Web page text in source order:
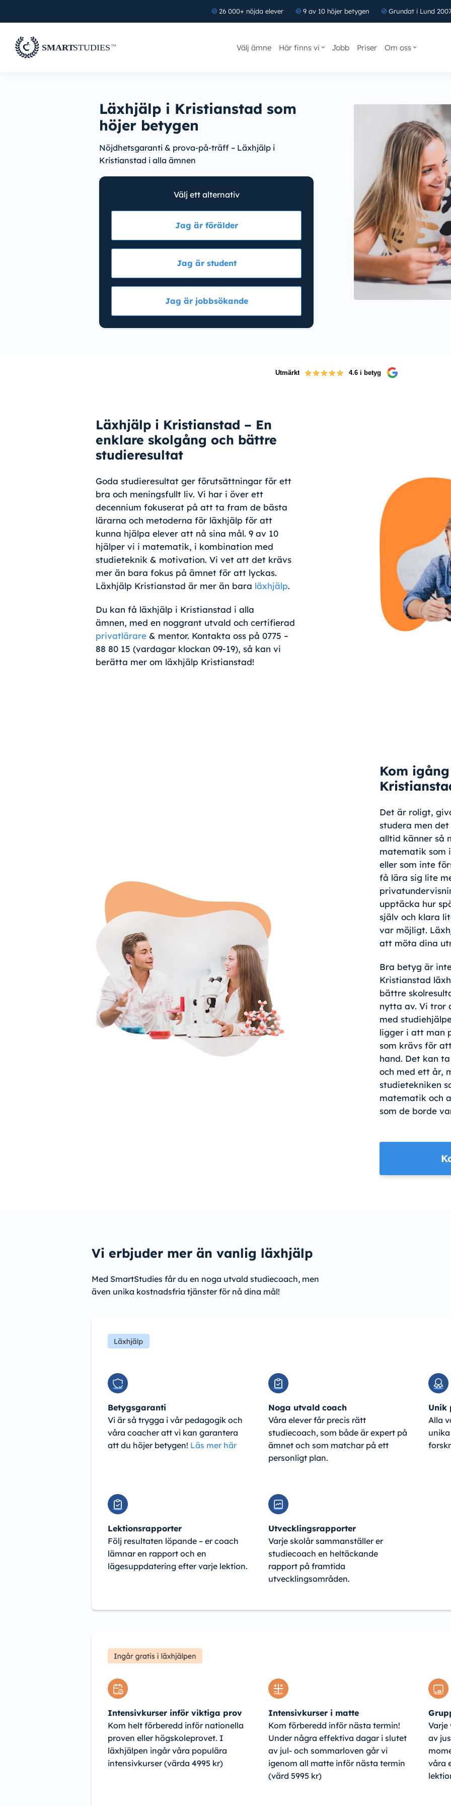
26 000+ nöjda elever 9 av 10 höjer betygen Grundat i Lund 2007
Välj ämne Här finns vi Jobb Priser Om oss
Läxhjälp i Kristianstad som
höjer betygen
Nöjdhetsgaranti & prova-på-träff – Läxhjälp i
Kristianstad i alla ämnen
Välj ett alternativ
Jag är förälder
Jag är student
Jag är jobbsökande
Utmärkt 4.6 i betyg
Läxhjälp i Kristianstad – En
enklare skolgång och bättre
studieresultat
Goda studieresultat ger förutsättningar för ett
bra och meningsfullt liv. Vi har i över ett
decennium fokuserat på att ta fram de bästa
lärarna och metoderna för läxhjälp för att
kunna hjälpa elever att nå sina mål. 9 av 10
hjälper vi i matematik, i kombination med
studieteknik & motivation. Vi vet att det krävs
mer än bara fokus på ämnet för att lyckas.
Läxhjälp Kristianstad är mer än bara läxhjälp.
Du kan få läxhjälp i Kristianstad i alla
ämnen, med en noggrant utvald och certifierad
privatlärare & mentor. Kontakta oss på 0775 –
88 80 15 (vardagar klockan 09-19), så kan vi
berätta mer om läxhjälp Kristianstad!
Kom
Det är roligt,
studera men
alltid känner så
matematik som
eller som inte
få lära sig lite
upptäcka hur
själv och klara
var möjligt.
att möta dina
Bra betyg är
Kristianstad
bättre
nytta av. Vi tror
med
ligger i att man
som krävs för
hand. Det kan
och med ett år,
studietekniken
matematik och
som de borde
Vi erbjuder mer än vanlig läxhjälp
Med SmartStudies får du en noga utvald studiecoach, men
även unika kostnadsfria tjänster för nå dina mål!
Betygsgaranti
Vi är så trygga i vår pedagogik och
våra coacher att vi kan garantera
att du höjer betygen! Läs mer här
Noga utvald coach
Våra elever får precis rätt
studiecoach, som både är expert på
ämnet och som matchar på ett
personligt plan.
Unik
Alla
Lektionsrapporter
Följ resultaten löpande – er coach
lämnar en rapport och en
lägesuppdatering efter varje lektion.
Utvecklingsrapporter
Varje skolår sammanställer er
studiecoach en heltäckande
rapport på framtida
utvecklingsområden.
Intensivkurser inför viktiga prov
Kom helt förberedd inför nationella
proven eller högskoleprovet. I
läxhjälpen ingår våra populära
intensivkurser (värda 4995 kr)
Intensivkurser i matte
Kom förberedd inför nästa termin!
Under några effektiva dagar i slutet
av jul- och sommarloven går vi
igenom all matte inför nästa termin
(värd 5995 kr)
Varje
av
våra